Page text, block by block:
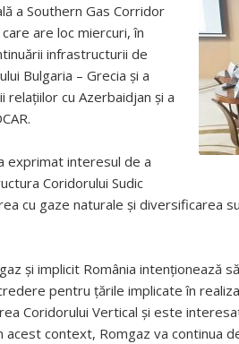
a Southern Gas Corridor
are loc miercuri, în
infrastructurii de
Bulgaria – Grecia şi a
relaţiilor cu Azerbaidjan şi a
exprimat interesul de a
Coridorului Sudic
cu gaze naturale şi diversificarea
şi implicit România intenţionează
pentru ţările implicate în
Coridorului Vertical şi este
acest context, Romgaz va continua